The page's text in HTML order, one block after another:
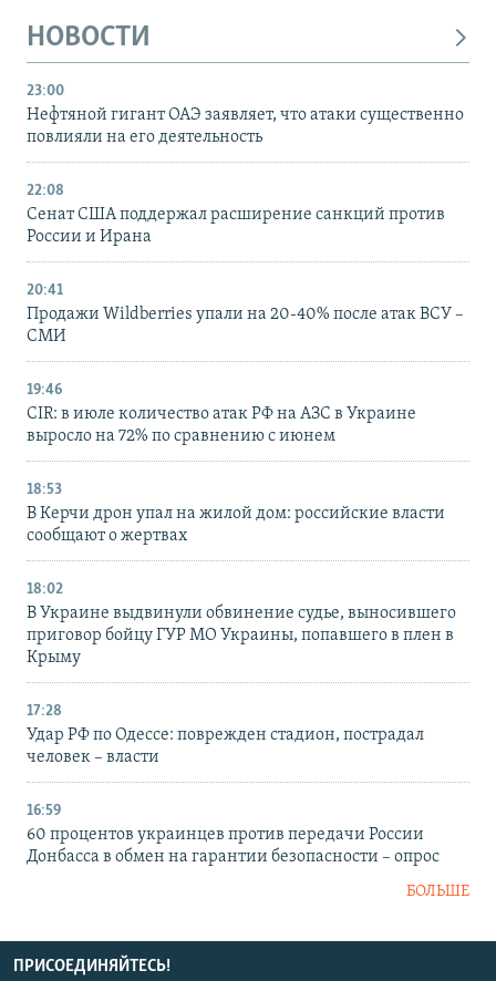
НОВОСТИ
23:00
Нефтяной гигант ОАЭ заявляет, что атаки существенно
повлияли на его деятельность
22:08
Сенат США поддержал расширение санкций против
России и Ирана
20:41
Продажи Wildberries упали на 20-40% после атак ВСУ –
СМИ
19:46
CIR: в июле количество атак РФ на АЗС в Украине
выросло на 72% по сравнению с июнем
18:53
В Керчи дрон упал на жилой дом: российские власти
сообщают о жертвах
18:02
В Украине выдвинули обвинение судье, выносившего
приговор бойцу ГУР МО Украины, попавшего в плен в
Крыму
17:28
Удар РФ по Одессе: поврежден стадион, пострадал
человек – власти
16:59
60 процентов украинцев против передачи России
Донбасса в обмен на гарантии безопасности – опрос
БОЛЬШЕ
ПРИСОЕДИНЯЙТЕСЬ!